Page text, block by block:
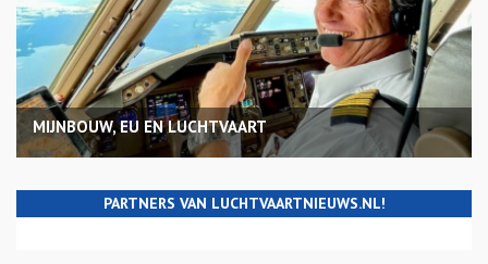
MIJNBOUW, EU EN LUCHTVAART
PARTNERS VAN LUCHTVAARTNIEUWS.NL!